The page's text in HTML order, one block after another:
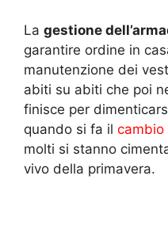
La gestione
garantire ordine in
manutenzione dei
abiti su abiti che poi
finisce per
quando si fa il cambio
molti si stanno
vivo della primavera.